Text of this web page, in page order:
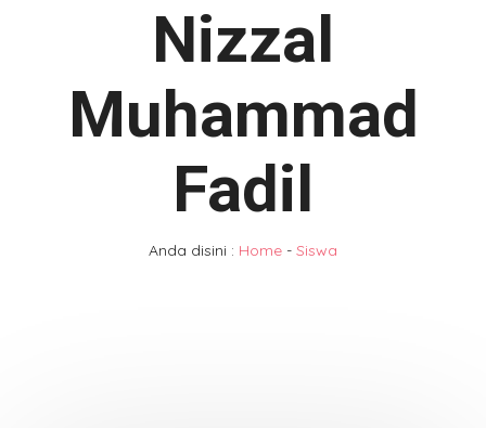
Nizzal
Muhammad
Fadil
Anda disini : Home - Siswa